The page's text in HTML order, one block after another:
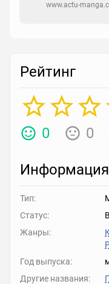
www.actu-
Рейтинг
0 0
Информация
Тип:
Статус:
Жанры:
Год выпуска:
Другие названия: